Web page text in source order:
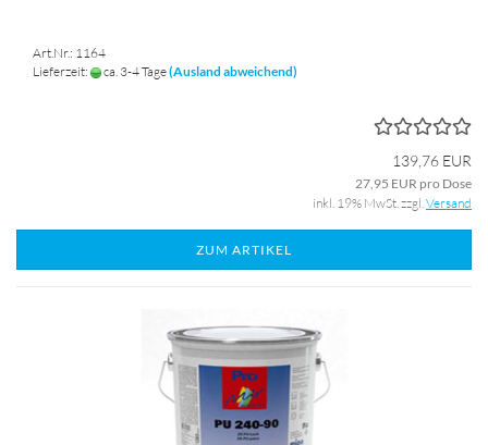
Art.Nr.: 1164
Lieferzeit:
ca. 3-4 Tage(Ausland abweichend)
139,76 EUR
27,95 EUR pro Dose
inkl. 19% MwSt. zzgl.Versand
ZUM ARTIKEL